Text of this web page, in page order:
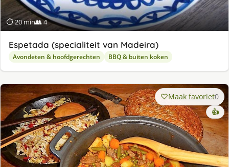
⏱ 20 min👥 4
Espetada (specialiteit van Madeira)
Avondeten & hoofdgerechten BBQ & buiten koken
Maak favoriet0
👍